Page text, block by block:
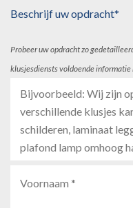
Beschrijf uw opdracht*
Probeer uw opdracht zo
klusjesdiensts voldoende informatie